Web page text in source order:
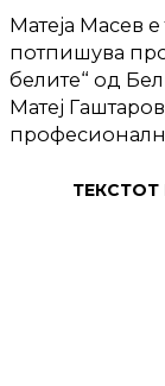
Матеја Масев
потпишува
белите“ од
Матеј